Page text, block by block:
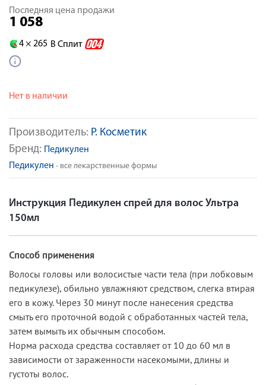
Производитель: Р. Косметик
Бренд: Педикулен
Педикулен - все лекарственные формы
Последняя цена продажи
1 058
4 × 265 В Сплит
Нет в наличии
Инструкция Педикулен спрей для волос Ультра
150мл
Способ применения
Волосы головы или волосистые части тела (при лобковым
педикулезе), обильно увлажняют средством, слегка втирая
его в кожу. Через 30 минут после нанесения средства
смыть его проточной водой с обработанных частей тела,
затем вымыть их обычным способом.
Норма расхода средства составляет от 10 до 60 мл в
зависимости от зараженности насекомыми, длины и
густоты волос.